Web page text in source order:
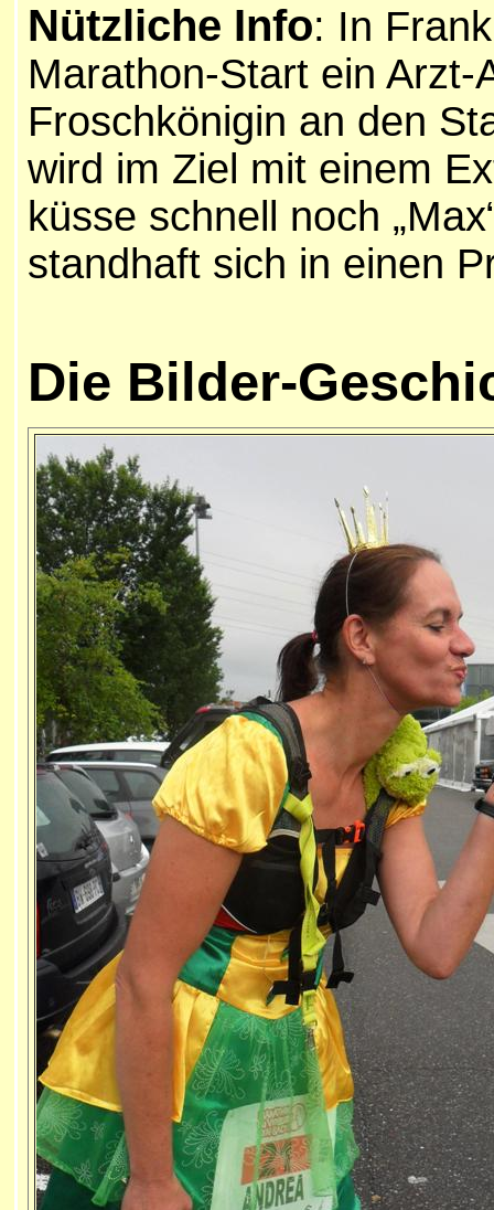
Nützliche Info: In
Marathon-Start ein
Froschkönigin an den
wird im Ziel mit einem
küsse schnell noch
standhaft sich in einen
Die Bilder-